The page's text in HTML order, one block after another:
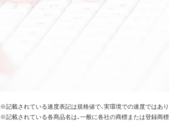
※記載されている速度表記は規格値で、実環境での速度ではあり
※記載されている各商品名は、一般に各社の商標または登録商標